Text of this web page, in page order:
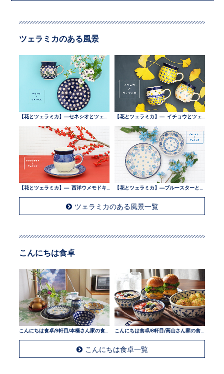
ツェラミカのある風景
ツェラミカのある風景一覧
こんにちは食卓
こんにちは食卓/9軒目/本橋さん家の食卓
こんにちは食卓一覧